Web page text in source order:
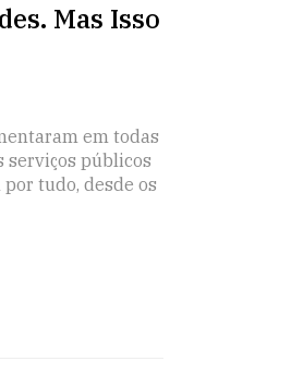
Mas Isso
em todas
serviços públicos
tudo, desde os